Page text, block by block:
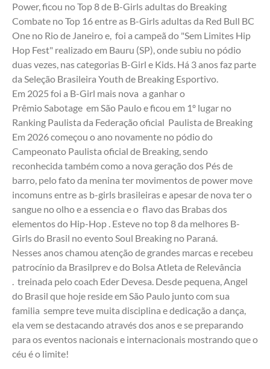
Power, ficou no Top 8 de B-Girls adultas do Breaking
Combate no Top 16 entre as B-Girls adultas da Red Bull BC
One no Rio de Janeiro e,  foi a campeã do "Sem Limites Hip
Hop Fest" realizado em Bauru (SP), onde subiu no pódio
duas vezes, nas categorias B-Girl e Kids. Há 3 anos faz parte
da Seleção Brasileira Youth de Breaking Esportivo.
Em 2025 foi a B-Girl mais nova  a ganhar o
Prêmio Sabotage  em São Paulo e ficou em 1º lugar no
Ranking Paulista da Federação oficial  Paulista de Breaking
Em 2026 começou o ano novamente no pódio do
Campeonato Paulista oficial de Breaking, sendo
reconhecida também como a nova geração dos Pés de
barro, pelo fato da menina ter movimentos de power move
incomuns entre as b-girls brasileiras e apesar de nova ter o
sangue no olho e a essencia e o  flavo das Brabas dos
elementos do Hip-Hop . Esteve no top 8 da melhores B-
Girls do Brasil no evento Soul Breaking no Paraná.
Nesses anos chamou atenção de grandes marcas e recebeu
patrocínio da Brasilprev e do Bolsa Atleta de Relevância
.  treinada pelo coach Eder Devesa. Desde pequena, Angel
do Brasil que hoje reside em São Paulo junto com sua
familia  sempre teve muita disciplina e dedicação a dança,
ela vem se destacando através dos anos e se preparando
para os eventos nacionais e internacionais mostrando que o
céu é o limite!